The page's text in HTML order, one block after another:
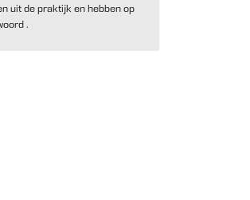
uit de praktijk en hebben op
.